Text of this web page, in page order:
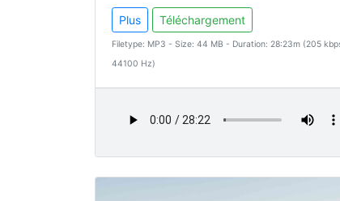
Plus Téléchargement
Filetype: MP3 - Size: 44 MB - Duration: 28:23m (205
44100 Hz)